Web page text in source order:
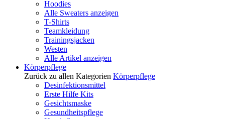
Hoodies
Alle Sweaters anzeigen
T-Shirts
Teamkleidung
Trainingsjacken
Westen
Alle Artikel anzeigen
Körperpflege
Zurück zu allen Kategorien Körperpflege
Desinfektionsmittel
Erste Hilfe Kits
Gesichtsmaske
Gesundheitspflege